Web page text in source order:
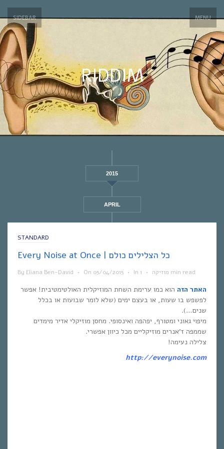
SIDEBAR MENU
RIDDIM
2015
APRIL
STANDARD
Every Noise at Once | כל הצלילים כולם
By Eliana Ben-David • On 05/04/2015 • In מוזיקה • 1 min read
האתר הזה הוא כמו ערימת השחת המוזיקלית האולטימטיבית! אפשר
לפשפש בו שעות, או בעצם ימים (שלא לומר שבועות או בכלל
שנים…).
מיפוי גאוני ומטורף, יפהפה ואינסופי. מחסן מוזיקלי אדיר מימדים
שממפה ז’אנרים מוזיקליים מכל כיוון אפשרי.
צלילה נעימה!
http://everynoise.com